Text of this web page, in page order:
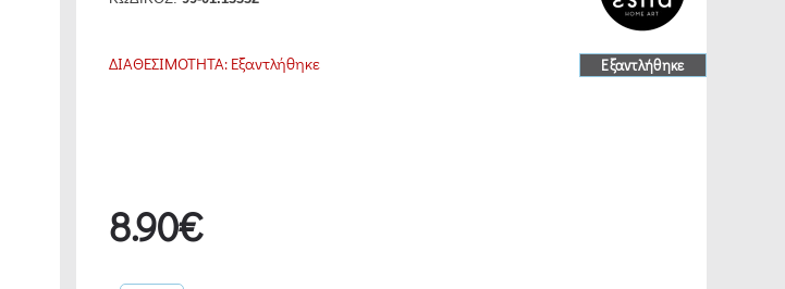
Εξαντλήθηκε
ΔΙΑΘΕΣΙΜΟΤΗΤΑ: Εξαντλήθηκε
8.90€